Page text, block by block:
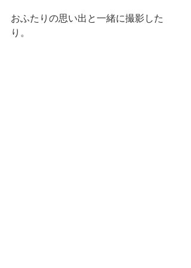
おふたりの思い出と一緒に撮影した
り。